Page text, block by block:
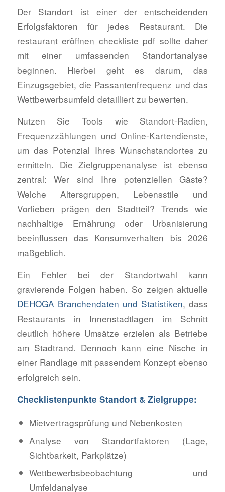
Der Standort ist einer der entscheidenden
Erfolgsfaktoren für jedes Restaurant. Die
restaurant eröffnen checkliste pdf sollte daher
mit einer umfassenden Standortanalyse
beginnen. Hierbei geht es darum, das
Einzugsgebiet, die Passantenfrequenz und das
Wettbewerbsumfeld detailliert zu bewerten.
Nutzen Sie Tools wie Standort-Radien,
Frequenzzählungen und Online-Kartendienste,
um das Potenzial Ihres Wunschstandortes zu
ermitteln. Die Zielgruppenanalyse ist ebenso
zentral: Wer sind Ihre potenziellen Gäste?
Welche Altersgruppen, Lebensstile und
Vorlieben prägen den Stadtteil? Trends wie
nachhaltige Ernährung oder Urbanisierung
beeinflussen das Konsumverhalten bis 2026
maßgeblich.
Ein Fehler bei der Standortwahl kann
gravierende Folgen haben. So zeigen aktuelle
DEHOGA Branchendaten und Statistiken, dass
Restaurants in Innenstadtlagen im Schnitt
deutlich höhere Umsätze erzielen als Betriebe
am Stadtrand. Dennoch kann eine Nische in
einer Randlage mit passendem Konzept ebenso
erfolgreich sein.
Checklistenpunkte Standort & Zielgruppe:
Mietvertragsprüfung und Nebenkosten
Analyse von Standortfaktoren (Lage,
Sichtbarkeit, Parkplätze)
Wettbewerbsbeobachtung und
Umfeldanalyse